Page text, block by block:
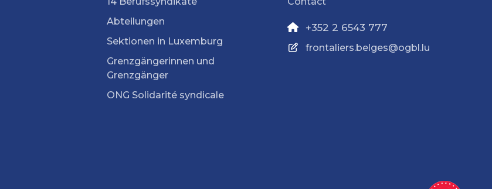
Abteilungen
Sektionen in Luxemburg
Grenzgängerinnen und
Grenzgänger
ONG Solidarité syndicale
+352 2 6543 777
frontaliers.belges@ogbl.lu